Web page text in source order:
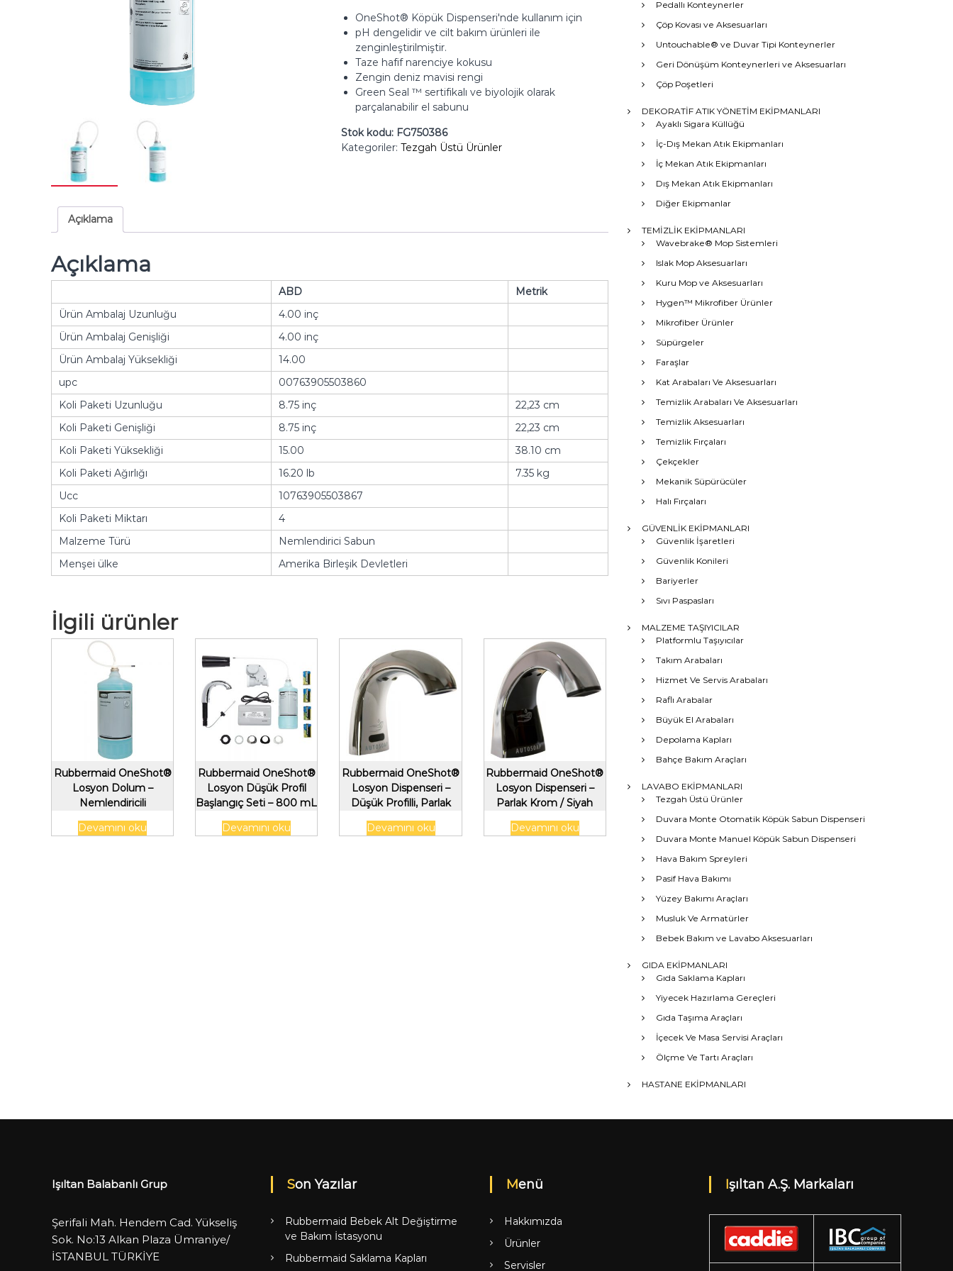
OneShot® Köpük Dispenseri'nde kullanım için
pH dengelidir ve cilt bakım ürünleri ile
zenginleştirilmiştir.
Taze hafif narenciye kokusu
Zengin deniz mavisi rengi
Green Seal ™ sertifikalı ve biyolojik olarak
parçalanabilir el sabunu
Stok kodu: FG750386
Kategoriler: Tezgah Üstü Ürünler
Açıklama
Açıklama
ABD
Metrik
Ürün Ambalaj Uzunluğu
4.00 inç
Ürün Ambalaj Genişliği
4.00 inç
Ürün Ambalaj Yüksekliği
14.00
upc
00763905503860
Koli Paketi Uzunluğu
8.75 inç
22,23 cm
Koli Paketi Genişliği
8.75 inç
22,23 cm
Koli Paketi Yüksekliği
15.00
38.10 cm
Koli Paketi Ağırlığı
16.20 lb
7.35 kg
Ucc
10763905503867
Koli Paketi Miktarı
4
Malzeme Türü
Nemlendirici Sabun
Menşei ülke
Amerika Birleşik Devletleri
İlgili ürünler
Rubbermaid OneShot®
Losyon Dolum –
Nemlendiricili
El Sabunu, 800 mL
Devamını oku
Rubbermaid OneShot®
Losyon Düşük Profil
Başlangıç ​​Seti – 800 mL
Devamını oku
Rubbermaid OneShot®
Losyon Dispenseri –
Düşük Profilli, Parlak
Devamını oku
Rubbermaid OneShot®
Losyon Dispenseri –
Parlak Krom / Siyah
Devamını oku
Pedallı Konteynerler
Çöp Kovası ve Aksesuarları
Untouchable® ve Duvar Tipi Konteynerler
Geri Dönüşüm Konteynerleri ve Aksesuarları
Çöp Poşetleri
DEKORATİF ATIK YÖNETİM EKİPMANLARI
Ayaklı Sigara Küllüğü
İç-Dış Mekan Atık Ekipmanları
İç Mekan Atık Ekipmanları
Dış Mekan Atık Ekipmanları
Diğer Ekipmanlar
TEMİZLİK EKİPMANLARI
Wavebrake® Mop Sistemleri
Islak Mop Aksesuarları
Kuru Mop ve Aksesuarları
Hygen™ Mikrofiber Ürünler
Mikrofiber Ürünler
Süpürgeler
Faraşlar
Kat Arabaları Ve Aksesuarları
Temizlik Arabaları Ve Aksesuarları
Temizlik Aksesuarları
Temizlik Fırçaları
Çekçekler
Mekanik Süpürücüler
Halı Fırçaları
GÜVENLİK EKİPMANLARI
Güvenlik İşaretleri
Güvenlik Konileri
Bariyerler
Sıvı Paspasları
MALZEME TAŞIYICILAR
Platformlu Taşıyıcılar
Takım Arabaları
Hizmet Ve Servis Arabaları
Raflı Arabalar
Büyük El Arabaları
Depolama Kapları
Bahçe Bakım Araçları
LAVABO EKİPMANLARI
Tezgah Üstü Ürünler
Duvara Monte Otomatik Köpük Sabun Dispenseri
Duvara Monte Manuel Köpük Sabun Dispenseri
Hava Bakım Spreyleri
Pasif Hava Bakımı
Yüzey Bakımı Araçları
Musluk Ve Armatürler
Bebek Bakım ve Lavabo Aksesuarları
GIDA EKİPMANLARI
Gıda Saklama Kapları
Yiyecek Hazırlama Gereçleri
Gıda Taşıma Araçları
İçecek Ve Masa Servisi Araçları
Ölçme Ve Tartı Araçları
HASTANE EKİPMANLARI
Işıltan Balabanlı Grup
Şerifali Mah. Hendem Cad. Yükseliş
Sok. No:13 Alkan Plaza Ümraniye/
İSTANBUL TÜRKİYE
Son Yazılar
Rubbermaid Bebek Alt Değiştirme
ve Bakım İstasyonu
Rubbermaid Saklama Kapları
Menü
Hakkımızda
Ürünler
Servisler
Işıltan A.Ş. Markaları